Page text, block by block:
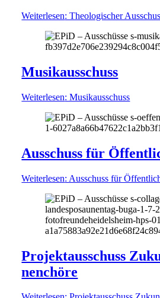
Weiterlesen: Theologi­scher
Musik­aus­schuss
Weiterlesen: Musik­aus­schuss
Ausschuss für
Weiterlesen: Ausschuss für
Projekt­aus­schuss
nen­chöre